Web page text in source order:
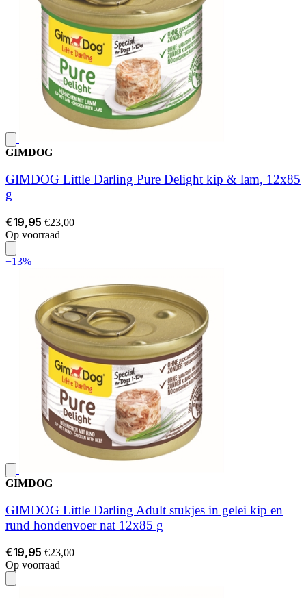
GIMDOG
GIMDOG Little Darling Pure Delight kip & lam, 12x85
g
€19,95 €23,00
Op voorraad
−13%
GIMDOG
GIMDOG Little Darling Adult stukjes in gelei kip en
rund hondenvoer nat 12x85 g
€19,95 €23,00
Op voorraad